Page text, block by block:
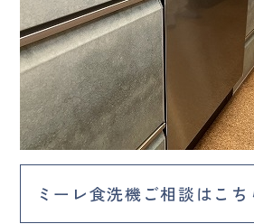
ミーレ食洗機ご相談はこち